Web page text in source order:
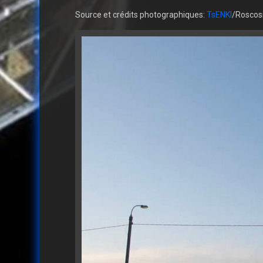
Source et crédits photographiques: TsENKI/